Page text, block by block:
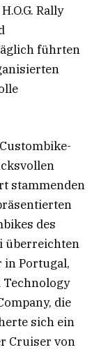
Rally
führten
stammenden
des
überreichten
in Portugal,
Technology
die
sich ein
Cruiser von